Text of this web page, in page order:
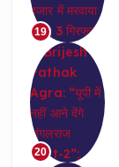
19
20